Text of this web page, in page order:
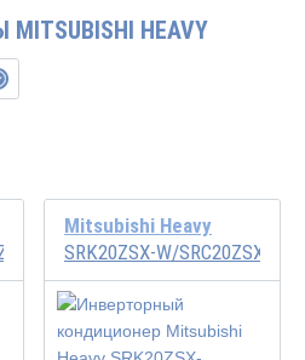
HEAVY
W1
Mitsubishi Heavy
SRK20ZSX-W/SRC20ZSX-W
Инвертор